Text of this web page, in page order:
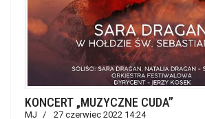
KONCERT „MUZYCZNE CUDA”
MJ 27 czerwiec 2022 14:24